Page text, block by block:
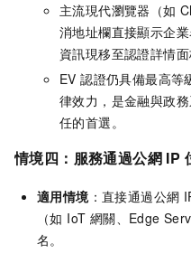
主流現代瀏覽器（如
消地址欄直接顯示企
資訊現移至認證詳情面
EV 認證仍具備最高等
律效力，是金融與政
任的首選。
情境四： 服務通過公網 IP
適用情境：直接通過公網
（如 IoT 網關、Edge
名。